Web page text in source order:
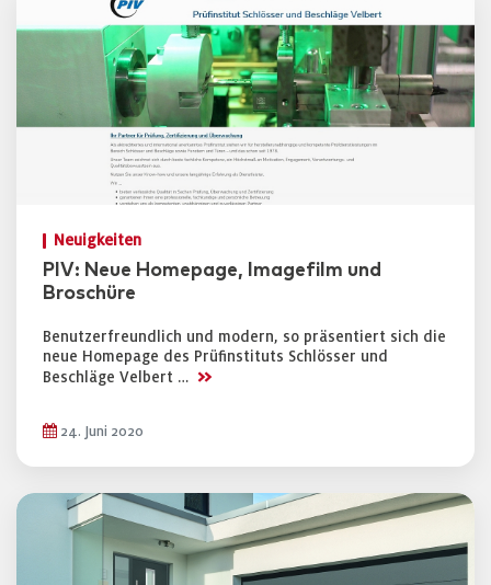
Neuigkeiten
PIV: Neue Homepage, Imagefilm und
Broschüre
Benutzerfreundlich und modern, so präsentiert sich die
neue Homepage des Prüfinstituts Schlösser und
Beschläge Velbert … >>
24. Juni 2020